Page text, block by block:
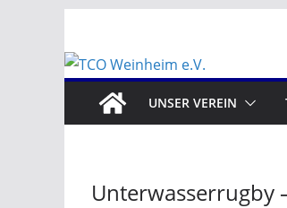
springen
UNSER VEREIN
Unterwasserrugby